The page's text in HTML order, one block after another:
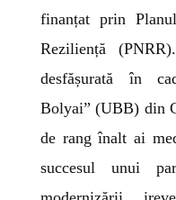
finanțat prin
Reziliență
desfășurată în
Bolyai” (UBB) din
de rang înalt ai
succesul unui